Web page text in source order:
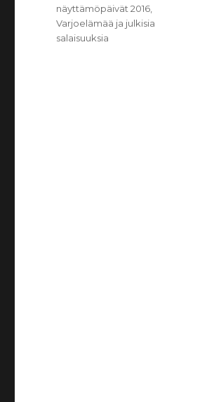
näyttämöpäivät 2016
Varjoelämää ja julkisia
salaisuuksia